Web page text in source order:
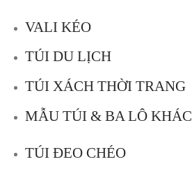
VALI KÉO
TÚI DU LỊCH
TÚI XÁCH THỜI TRANG
MẪU TÚI & BA LÔ KHÁC
TÚI ĐEO CHÉO